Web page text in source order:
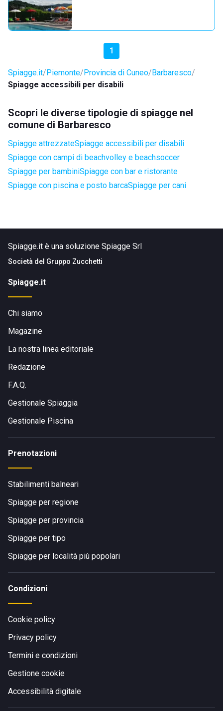
1
Spiagge.it Piemonte Provincia di Cuneo Barbaresco
Spiagge accessibili per disabili
Scopri le diverse tipologie di spiagge nel
comune di Barbaresco
Spiagge attrezzateSpiagge accessibili per disabili
Spiagge con campi di beachvolley e beachsoccer
Spiagge per bambiniSpiagge con bar e ristorante
Spiagge con piscina e posto barcaSpiagge per cani
Spiagge.it è una soluzione Spiagge Srl
Società del Gruppo Zucchetti
Spiagge.it
Chi siamo
Magazine
La nostra linea editoriale
Redazione
F.A.Q.
Gestionale Spiaggia
Gestionale Piscina
Prenotazioni
Stabilimenti balneari
Spiagge per regione
Spiagge per provincia
Spiagge per tipo
Spiagge per località più popolari
Condizioni
Cookie policy
Privacy policy
Termini e condizioni
Gestione cookie
Accessibilità digitale